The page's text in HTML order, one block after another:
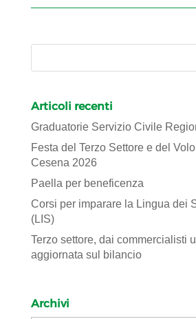
Articoli recenti
Graduatorie Servizio Civile
Festa del Terzo Settore e del
Cesena 2026
Paella per beneficenza
Corsi per imparare la Lingua dei
(LIS)
Terzo settore, dai commercialisti
aggiornata sul bilancio
Archivi